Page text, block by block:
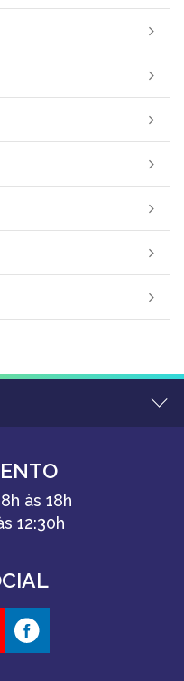
às 18h
12:30h